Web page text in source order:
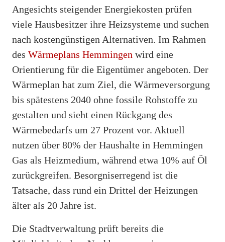
Angesichts steigender Energiekosten prüfen
viele Hausbesitzer ihre Heizsysteme und suchen
nach kostengünstigen Alternativen. Im Rahmen
des Wärmeplans Hemmingen wird eine
Orientierung für die Eigentümer angeboten. Der
Wärmeplan hat zum Ziel, die Wärmeversorgung
bis spätestens 2040 ohne fossile Rohstoffe zu
gestalten und sieht einen Rückgang des
Wärmebedarfs um 27 Prozent vor. Aktuell
nutzen über 80% der Haushalte in Hemmingen
Gas als Heizmedium, während etwa 10% auf Öl
zurückgreifen. Besorgniserregend ist die
Tatsache, dass rund ein Drittel der Heizungen
älter als 20 Jahre ist.
Die Stadtverwaltung prüft bereits die